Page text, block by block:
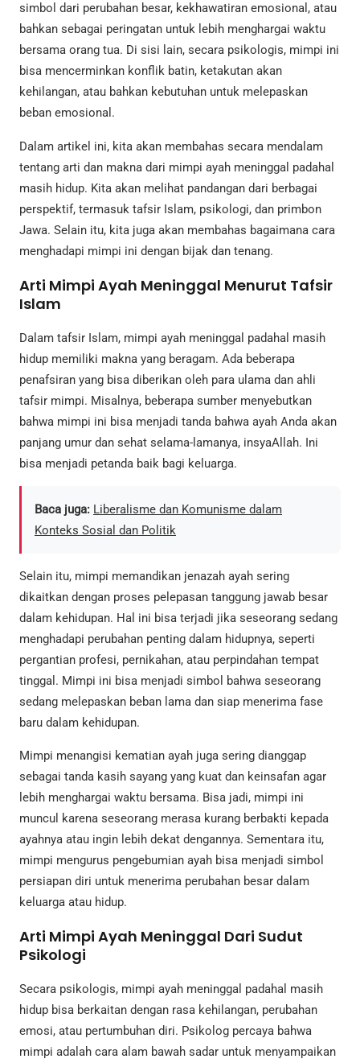
simbol dari perubahan besar, kekhawatiran emosional, atau
bahkan sebagai peringatan untuk lebih menghargai waktu
bersama orang tua. Di sisi lain, secara psikologis, mimpi ini
bisa mencerminkan konflik batin, ketakutan akan
kehilangan, atau bahkan kebutuhan untuk melepaskan
beban emosional.
Dalam artikel ini, kita akan membahas secara mendalam
tentang arti dan makna dari mimpi ayah meninggal padahal
masih hidup. Kita akan melihat pandangan dari berbagai
perspektif, termasuk tafsir Islam, psikologi, dan primbon
Jawa. Selain itu, kita juga akan membahas bagaimana cara
menghadapi mimpi ini dengan bijak dan tenang.
Arti Mimpi Ayah Meninggal Menurut Tafsir
Islam
Dalam tafsir Islam, mimpi ayah meninggal padahal masih
hidup memiliki makna yang beragam. Ada beberapa
penafsiran yang bisa diberikan oleh para ulama dan ahli
tafsir mimpi. Misalnya, beberapa sumber menyebutkan
bahwa mimpi ini bisa menjadi tanda bahwa ayah Anda akan
panjang umur dan sehat selama-lamanya, insyaAllah. Ini
bisa menjadi petanda baik bagi keluarga.
Baca juga: Liberalisme dan Komunisme dalam
Konteks Sosial dan Politik
Selain itu, mimpi memandikan jenazah ayah sering
dikaitkan dengan proses pelepasan tanggung jawab besar
dalam kehidupan. Hal ini bisa terjadi jika seseorang sedang
menghadapi perubahan penting dalam hidupnya, seperti
pergantian profesi, pernikahan, atau perpindahan tempat
tinggal. Mimpi ini bisa menjadi simbol bahwa seseorang
sedang melepaskan beban lama dan siap menerima fase
baru dalam kehidupan.
Mimpi menangisi kematian ayah juga sering dianggap
sebagai tanda kasih sayang yang kuat dan keinsafan agar
lebih menghargai waktu bersama. Bisa jadi, mimpi ini
muncul karena seseorang merasa kurang berbakti kepada
ayahnya atau ingin lebih dekat dengannya. Sementara itu,
mimpi mengurus pengebumian ayah bisa menjadi simbol
persiapan diri untuk menerima perubahan besar dalam
keluarga atau hidup.
Arti Mimpi Ayah Meninggal Dari Sudut
Psikologi
Secara psikologis, mimpi ayah meninggal padahal masih
hidup bisa berkaitan dengan rasa kehilangan, perubahan
emosi, atau pertumbuhan diri. Psikolog percaya bahwa
mimpi adalah cara alam bawah sadar untuk menyampaikan